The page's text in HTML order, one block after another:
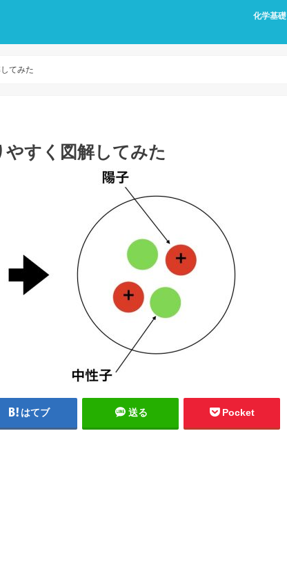
化学基礎
てみた
すく図解してみた
はてブ 送る Pocket